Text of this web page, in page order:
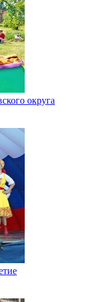
округа